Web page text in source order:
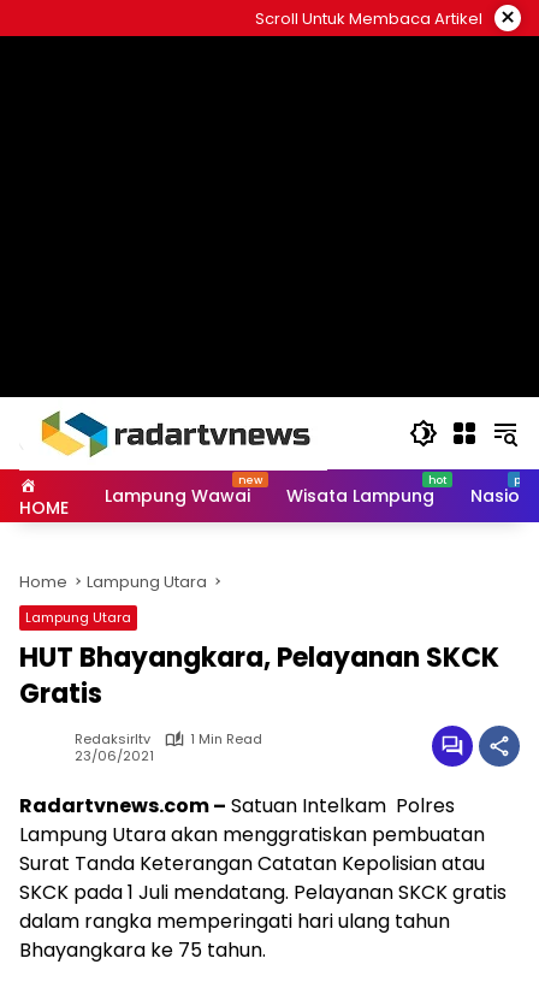
to
Scroll Untuk Membaca Artikel ×
HOME Lampung Wawai Wisata Lampung
Home Lampung Utara
Lampung Utara
HUT Bhayangkara, Pelayanan SKCK
Gratis
Redaksirltv
1 Min Read
23/06/2021
Radartvnews.com – Satuan Intelkam Polres
Lampung Utara akan menggratiskan pembuatan
Surat Tanda Keterangan Catatan Kepolisian atau
SKCK pada 1 Juli mendatang. Pelayanan SKCK gratis
dalam rangka memperingati hari ulang tahun
Bhayangkara ke 75 tahun.